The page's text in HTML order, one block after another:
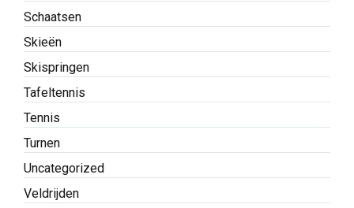
Schaatsen
Skieën
Skispringen
Tafeltennis
Tennis
Turnen
Uncategorized
Veldrijden